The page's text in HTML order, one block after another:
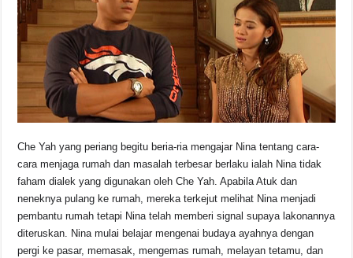
Che Yah yang periang begitu beria-ria mengajar Nina tentang cara-
cara menjaga rumah dan masalah terbesar berlaku ialah Nina tidak
faham dialek yang digunakan oleh Che Yah. Apabila Atuk dan
neneknya pulang ke rumah, mereka terkejut melihat Nina menjadi
pembantu rumah tetapi Nina telah memberi signal supaya lakonannya
diteruskan. Nina mulai belajar mengenai budaya ayahnya dengan
pergi ke pasar, memasak, mengemas rumah, melayan tetamu, dan